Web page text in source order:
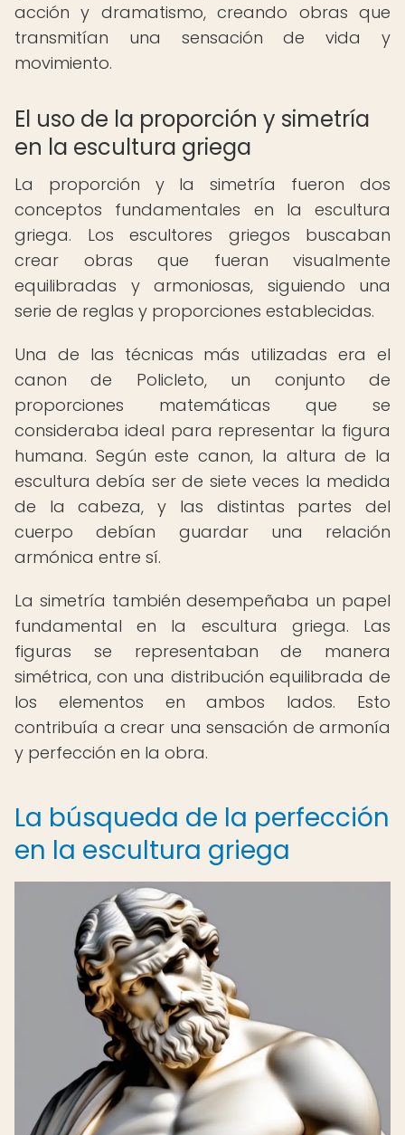
acción y dramatismo, creando obras que
transmitían una sensación de vida y
movimiento.
El uso de la proporción y simetría
en la escultura griega
La proporción y la simetría fueron dos
conceptos fundamentales en la escultura
griega. Los escultores griegos buscaban
crear obras que fueran visualmente
equilibradas y armoniosas, siguiendo una
serie de reglas y proporciones establecidas.
Una de las técnicas más utilizadas era el
canon de Policleto, un conjunto de
proporciones matemáticas que se
consideraba ideal para representar la figura
humana. Según este canon, la altura de la
escultura debía ser de siete veces la medida
de la cabeza, y las distintas partes del
cuerpo debían guardar una relación
armónica entre sí.
La simetría también desempeñaba un papel
fundamental en la escultura griega. Las
figuras se representaban de manera
simétrica, con una distribución equilibrada de
los elementos en ambos lados. Esto
contribuía a crear una sensación de armonía
y perfección en la obra.
La búsqueda de la perfección
en la escultura griega